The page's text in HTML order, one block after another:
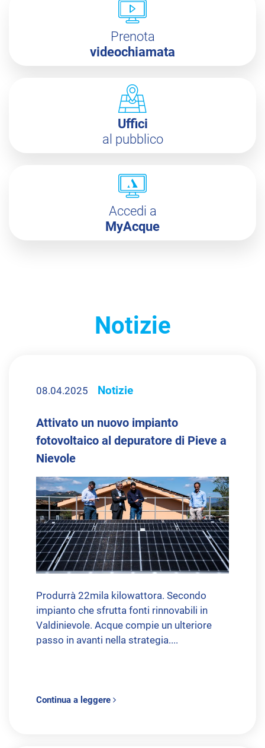
Prenota
videochiamata
Uffici
al pubblico
Accedi a
MyAcque
Notizie
08.04.2025 Notizie
Attivato un nuovo impianto
fotovoltaico al depuratore di Pieve a
Nievole
Produrrà 22mila kilowattora. Secondo
impianto che sfrutta fonti rinnovabili in
Valdinievole. Acque compie un ulteriore
passo in avanti nella strategia....
Continua a leggere